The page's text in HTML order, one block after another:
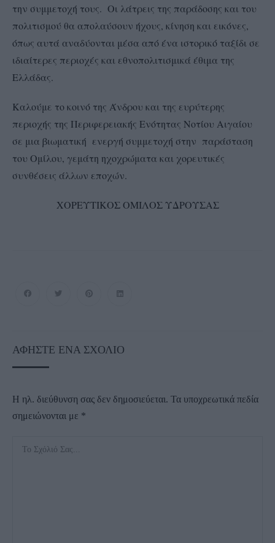
την συμμετοχή τους. Οι λάτρεις της παράδοσης και του
πολιτισμού θα απολαύσουν ήχους, κίνηση και εικόνες,
όπως αυτά αναδύονται μέσα από ένα ιστορικό ταξίδι σε
ιδιαίτερες περιοχές και εθνοπολιτισμικά έθιμα της
Ελλάδας.
Καλούμε το κοινό της Άνδρου και της ευρύτερης
περιοχής της Περιφερειακής Ενότητας Νοτίου Αιγαίου
σε μια βιωματική ενεργή συμμετοχή στην παράσταση
του Ομίλου, γεμάτη ηχοχρώματα και χορευτικές
συνθέσεις άλλων εποχών.
ΧΟΡΕΥΤΙΚΟΣ ΟΜΙΛΟΣ ΥΔΡΟΥΣΑΣ
ΑΦΉΣΤΕ ΈΝΑ ΣΧΌΛΙΟ
Η ηλ. διεύθυνση σας δεν δημοσιεύεται. Τα υποχρεωτικά πεδία
σημειώνονται με *